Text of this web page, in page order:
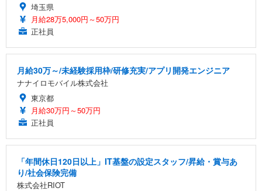
埼玉県
月給28万5,000円～50万円
正社員
月給30万～/未経験採用枠/研修充実/アプリ開発エンジニア
ナナイロモバイル株式会社
東京都
月給30万円～50万円
正社員
「年間休日120日以上」IT基盤の設定スタッフ/昇給・賞与あ
り/社会保険完備
株式会社RIOT